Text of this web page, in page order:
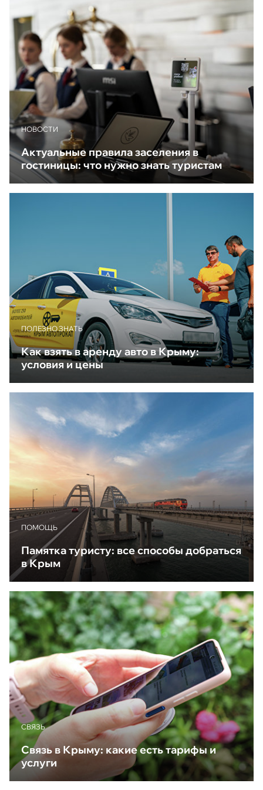
НОВОСТИ
Актуальные правила заселения в
гостиницы: что нужно знать туристам
ПОЛЕЗНО ЗНАТЬ
Как взять в аренду авто в Крыму:
условия и цены
ПОМОЩЬ
Памятка туристу: все способы добраться
в Крым
CВЯЗЬ
Связь в Крыму: какие есть тарифы и
услуги